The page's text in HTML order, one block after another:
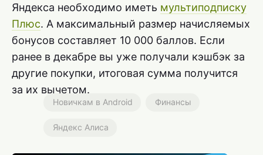
Яндекса необходимо иметь мультиподписку
Плюс. А максимальный размер начисляемых
бонусов составляет 10 000 баллов. Если
ранее в декабре вы уже получали кэшбэк за
другие покупки, итоговая сумма получится
за их вычетом.
Новичкам в Android Финансы
Яндекс Алиса